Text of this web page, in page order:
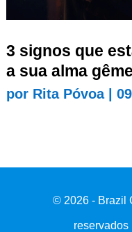
3 signos que
a sua alma
por Rita Póvoa|
© 2026 - Brazil
reservados